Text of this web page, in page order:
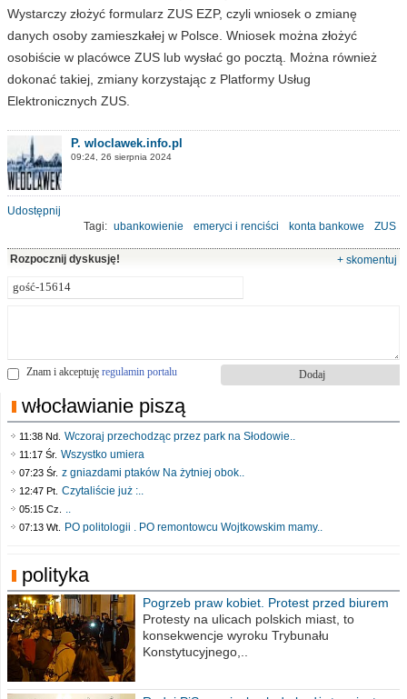
Wystarczy złożyć formularz ZUS EZP, czyli wniosek o zmianę
danych osoby zamieszkałej w Polsce. Wniosek można złożyć
osobiście w placówce ZUS lub wysłać go pocztą. Można również
dokonać takiej, zmiany korzystając z Platformy Usług
Elektronicznych ZUS.
P. wloclawek.info.pl
09:24, 26 sierpnia 2024
Udostępnij
Tagi: ubankowienie emeryci i renciści konta bankowe
ZUS
emerytury
Rozpocznij dyskusję!
+ skomentuj
Znam i akceptuję regulamin portalu
włocławianie piszą
11:38 Nd. Wczoraj przechodząc przez park na Słodowie..
11:17 Śr. Wszystko umiera
07:23 Śr. z gniazdami ptaków Na żytniej obok..
12:47 Pt. Czytaliście już :..
05:15 Cz. ..
07:13 Wt. PO politologii . PO remontowcu Wojtkowskim mamy..
polityka
Pogrzeb praw kobiet. Protest przed biurem
poselskim PiS
Protesty na ulicach polskich miast, to
konsekwencje wyroku Trybunału
Konstytucyjnego,..